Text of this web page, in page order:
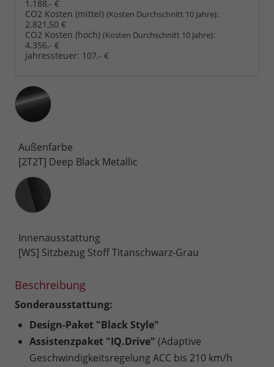
1.188,- €
CO2 Kosten (mittel) (Kosten Durchschnitt 10 Jahre):
2.821,50 €
CO2 Kosten (hoch) (Kosten Durchschnitt 10 Jahre):
4.356,- €
Jahressteuer: 107,- €
Außenfarbe
[2T2T] Deep Black Metallic
Innenausstattung
Innenausstattung
[WS] Sitzbezug Stoff Titanschwarz-Grau
Beschreibung
Sonderausstattung:
Design-Paket "Black Style"
Assistenzpaket "IQ.Drive" (Adaptive
Geschwindigkeitsregelung ACC bis 210 km/h